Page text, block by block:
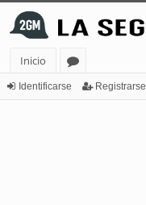
Inicio
or
Identificarse Registrarse